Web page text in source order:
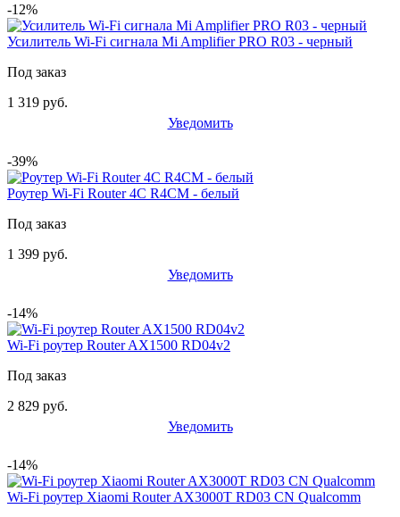
-12%
Усилитель Wi-Fi сигнала Mi Amplifier PRO R03 - черный
Под заказ
1 319 руб.
Уведомить
-39%
Роутер Wi-Fi Router 4C R4CM - белый
Под заказ
1 399 руб.
Уведомить
-14%
Wi-Fi роутер Router AX1500 RD04v2
Под заказ
2 829 руб.
Уведомить
-14%
Wi-Fi роутер Xiaomi Router AX3000T RD03 CN Qualcomm